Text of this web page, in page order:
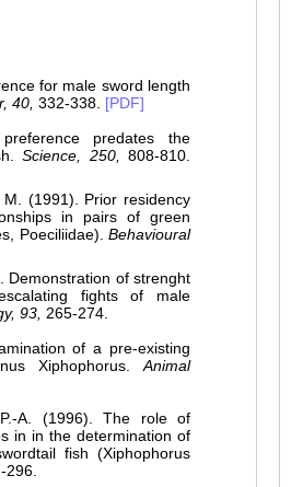
for male sword length
40, 332-338. [PDF]
predates the
Science, 250, 808-810.
M. (1991). Prior residency
in pairs of green
Poeciliidae). Behavioural
Demonstration of strenght
fights of male
93, 265-274.
of a pre-existing
Xiphophorus. Animal
A. (1996). The role of
in in the determination of
fish (Xiphophorus
296.